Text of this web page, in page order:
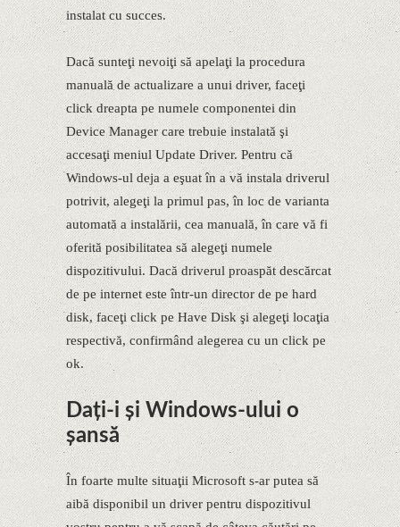
instalat cu succes.
Dacă sunteţi nevoiţi să apelaţi la procedura
manuală de actualizare a unui driver, faceţi
click dreapta pe numele componentei din
Device Manager care trebuie instalată şi
accesaţi meniul Update Driver. Pentru că
Windows-ul deja a eşuat în a vă instala driverul
potrivit, alegeţi la primul pas, în loc de varianta
automată a instalării, cea manuală, în care vă fi
oferită posibilitatea să alegeţi numele
dispozitivului. Dacă driverul proaspăt descărcat
de pe internet este într-un director de pe hard
disk, faceţi click pe Have Disk şi alegeţi locaţia
respectivă, confirmând alegerea cu un click pe
ok.
Daţi-i şi Windows-ului o
şansă
În foarte multe situaţii Microsoft s-ar putea să
aibă disponibil un driver pentru dispozitivul